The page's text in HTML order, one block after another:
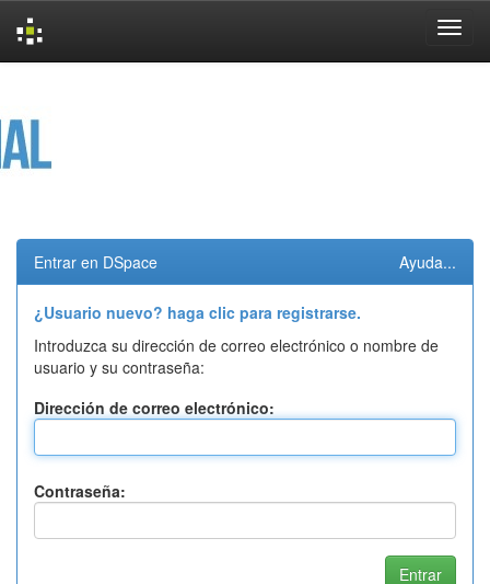
Entrar en DSpace Ayuda...
¿Usuario nuevo? haga clic para registrarse.
Introduzca su dirección de correo electrónico o nombre de
usuario y su contraseña:
Dirección de correo electrónico:
Contraseña: